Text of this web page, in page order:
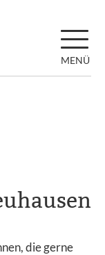
MENÜ
die gerne